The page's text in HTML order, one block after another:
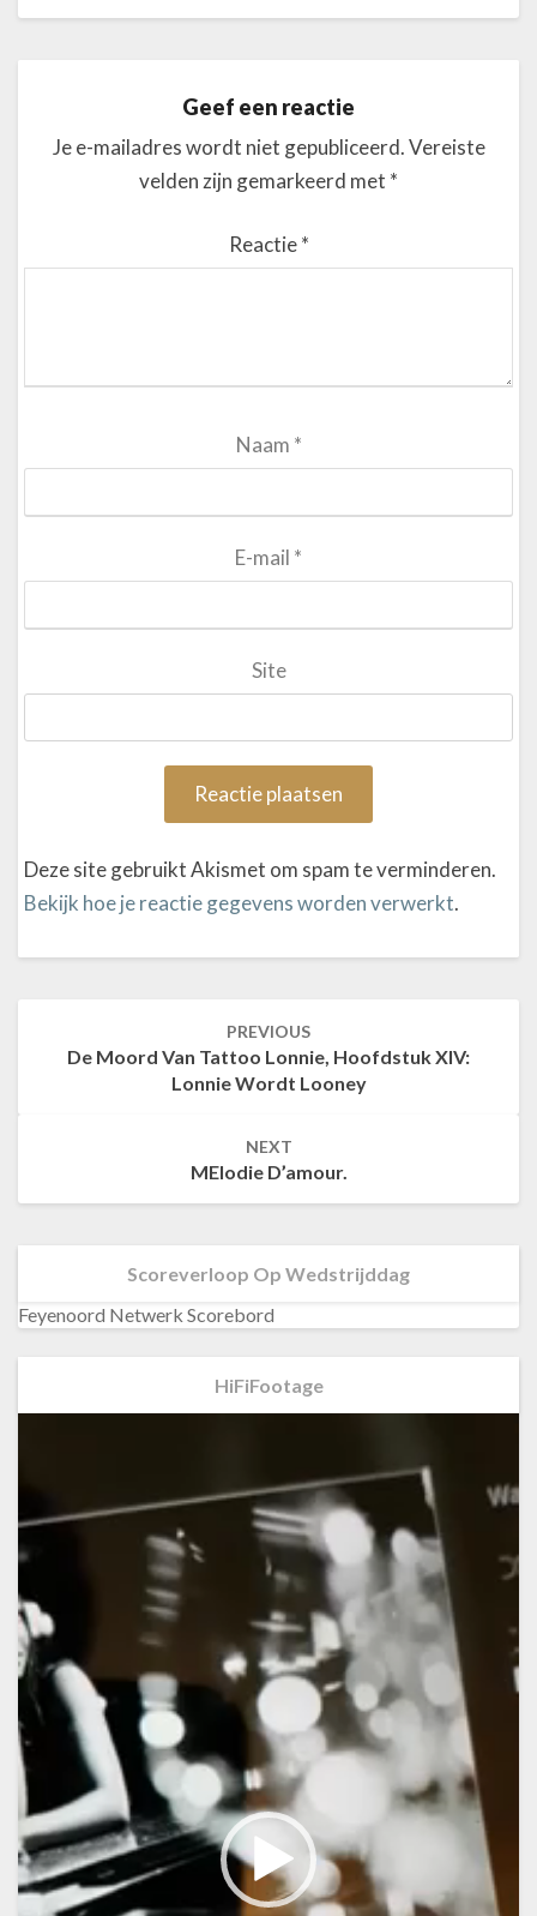
Geef een reactie
Je e-mailadres wordt niet gepubliceerd.Vereiste
velden zijn gemarkeerd met *
Reactie*
Naam *
E-mail *
Site
Deze site gebruikt Akismet om spam te verminderen.
Bekijk hoe je reactie gegevens worden verwerkt.
navigation
PREVIOUS
De Moord Van Tattoo Lonnie, Hoofdstuk XIV:
Lonnie Wordt Looney
NEXT
MElodie D’amour.
Scoreverloop Op Wedstrijddag
Feyenoord Netwerk Scorebord
HiFiFootage